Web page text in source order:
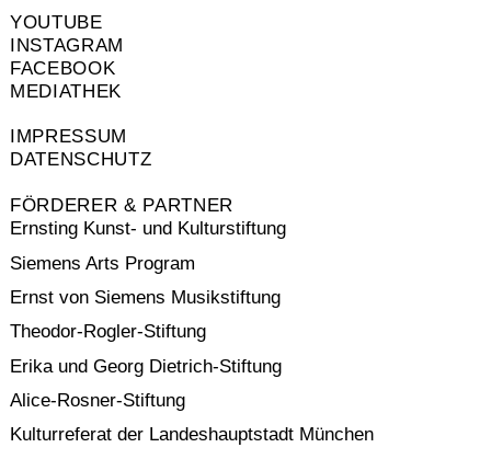
YOUTUBE
INSTAGRAM
FACEBOOK
MEDIATHEK
IMPRESSUM
DATENSCHUTZ
FÖRDERER & PARTNER
Ernsting Kunst- und Kulturstiftung
Siemens Arts Program
Ernst von Siemens Musikstiftung
Theodor-Rogler-Stiftung
Erika und Georg Dietrich-Stiftung
Alice-Rosner-Stiftung
Kulturreferat der Landeshauptstadt München